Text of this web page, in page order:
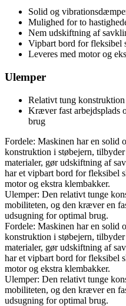
Solid og
Mulighed for to
Nem udskiftning af
Vipbart bord for fleksibel
Leveres med motor og
Ulemper
Relativt tung
Kræver fast arbejdsplads
brug
Fordele: Maskinen har en solid
konstruktion i støbejern,
materialer, gør udskiftning af
har et vipbart bord for fleksibel
motor og ekstra klembakker.
Ulemper: Den relativt tunge
mobiliteten, og den kræver en
udsugning for optimal brug.
Fordele: Maskinen har en solid
konstruktion i støbejern,
materialer, gør udskiftning af
har et vipbart bord for fleksibel
motor og ekstra klembakker.
Ulemper: Den relativt tunge
mobiliteten, og den kræver en
udsugning for optimal brug.